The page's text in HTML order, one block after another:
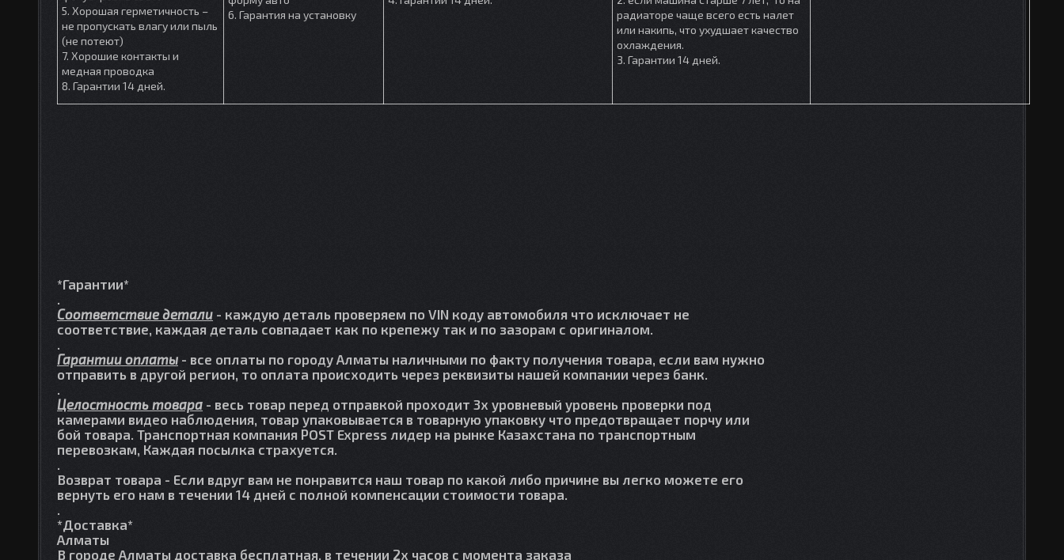
5. Хорошая герметичность –
не пропускать влагу или пыль
(не потеют)
7. Хорошие контакты и
медная проводка
8. Гарантии 14 дней.
6. Гарантия на установку
радиаторе чаще всего есть налет
или накипь, что ухудшает качество
охлаждения.
3. Гарантии 14 дней.
*Гарантии*
.
Соответствие детали - каждую деталь проверяем по VIN коду автомобиля что исключает не
соответствие, каждая деталь совпадает как по крепежу так и по зазорам с оригиналом.
.
Гарантии оплаты - все оплаты по городу Алматы наличными по факту получения товара, если вам нужно
отправить в другой регион, то оплата происходить через реквизиты нашей компании через банк.
.
Целостность товара - весь товар перед отправкой проходит 3х уровневый уровень проверки под
камерами видео наблюдения, товар упаковывается в товарную упаковку что предотвращает порчу или
бой товара. Транспортная компания POST Express лидер на рынке Казахстана по транспортным
перевозкам, Каждая посылка страхуется.
.
Возврат товара - Если вдруг вам не понравится наш товар по какой либо причине вы легко можете его
вернуть его нам в течении 14 дней с полной компенсации стоимости товара.
.
*Доставка*
Алматы
В городе Алматы доставка бесплатная. в течении 2х часов с момента заказа